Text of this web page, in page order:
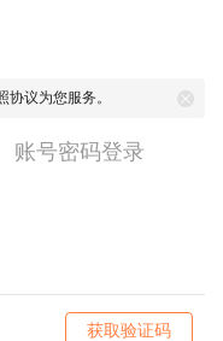
协议为您服务。
账号密码登录
获取验证码